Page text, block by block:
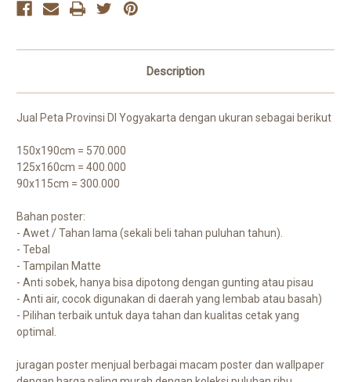
Description
Jual Peta Provinsi DI Yogyakarta dengan ukuran sebagai berikut
150x190cm = 570.000
125x160cm = 400.000
90x115cm = 300.000
Bahan poster:
- Awet / Tahan lama (sekali beli tahan puluhan tahun).
- Tebal
- Tampilan Matte
- Anti sobek, hanya bisa dipotong dengan gunting atau pisau
- Anti air, cocok digunakan di daerah yang lembab atau basah)
- Pilihan terbaik untuk daya tahan dan kualitas cetak yang
optimal.
juragan poster menjual berbagai macam poster dan wallpaper